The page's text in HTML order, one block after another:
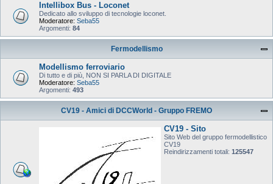
Intellibox Bus - Loconet
Dedicato allo sviluppo di tecnologie loconet.
Moderatore: Seba55
Argomenti: 84
Fermodellismo
Modellismo ferroviario
Di tutto e di più, NON SI PARLA DI DIGITALE
Moderatore: Seba55
Argomenti: 493
CV19 - Amici di DCCWorld - Gruppo FREMO
CV19 - Sito
Sito Web del gruppo fermodellistico
CV19
Reindirizzamenti totali: 125547